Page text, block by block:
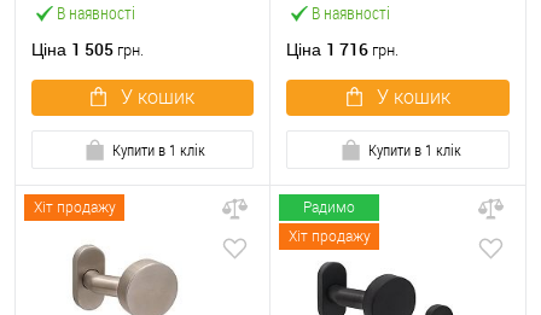
В наявності
Ціна 1 505 грн.
У кошик
Купити в 1 клік
В наявності
Ціна 1 716 грн.
У кошик
Купити в 1 клік
Хіт продажу
Радимо
Хіт продажу